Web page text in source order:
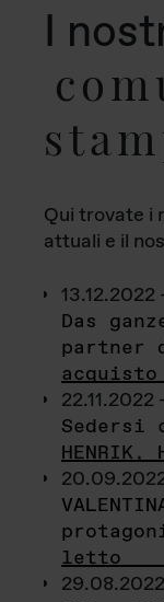
I
Qui trovate i
attuali e il
13.12.2022
Das
partner
22.11.2022 -
Sedersi
HENRIK,
letto